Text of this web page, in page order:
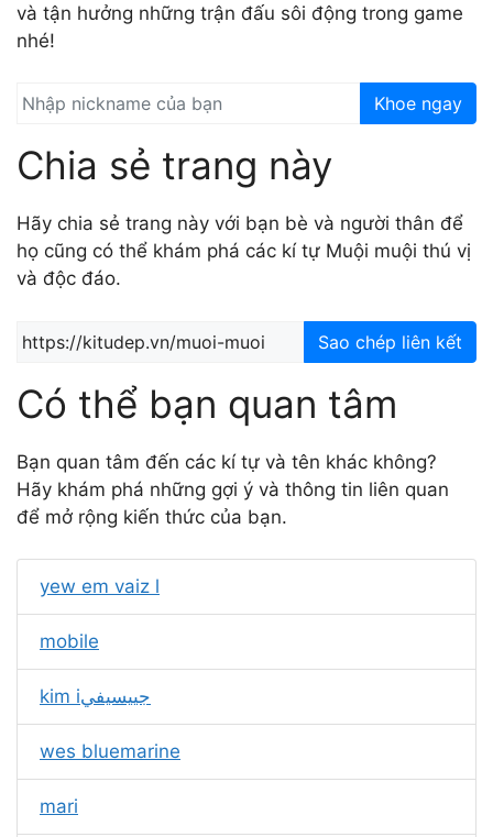
và tận hưởng những trận đấu sôi động trong game
nhé!
Khoe ngay
Chia sẻ trang này
Hãy chia sẻ trang này với bạn bè và người thân để
họ cũng có thể khám phá các kí tự Muội muội thú vị
và độc đáo.
Sao chép liên kết
Có thể bạn quan tâm
Bạn quan tâm đến các kí tự và tên khác không?
Hãy khám phá những gợi ý và thông tin liên quan
để mở rộng kiến thức của bạn.
yew em vaiz l
mobile
kim iجييسيفي
wes bluemarine
mari